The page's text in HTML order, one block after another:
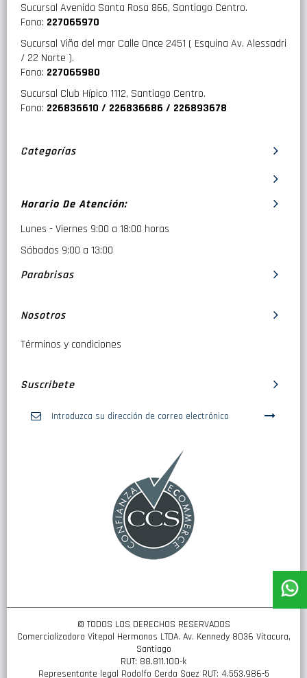
Sucursal Avenida Santa Rosa 866, Santiago Centro.
Fono: 227065970
Sucursal Viña del mar Calle Once 2451 ( Esquina Av. Alessadri
/ 22 Norte ).
Fono: 227065980
Sucursal Club Hípico 1112, Santiago Centro.
Fono: 226836610 / 226836686 / 226893678
Categorías
Horario De Atención:
Lunes - Viernes 9:00 a 18:00 horas
Sábados 9:00 a 13:00
Parabrisas
Nosotros
Términos y condiciones
Suscribete
© TODOS LOS DERECHOS RESERVADOS
Comercializadora Vitepal Hermanos LTDA. Av. Kennedy 8036 Vitacura,
Santiago
RUT: 88.811.100-k
Representante legal Rodolfo Cerda Saez RUT: 4.553.986-5